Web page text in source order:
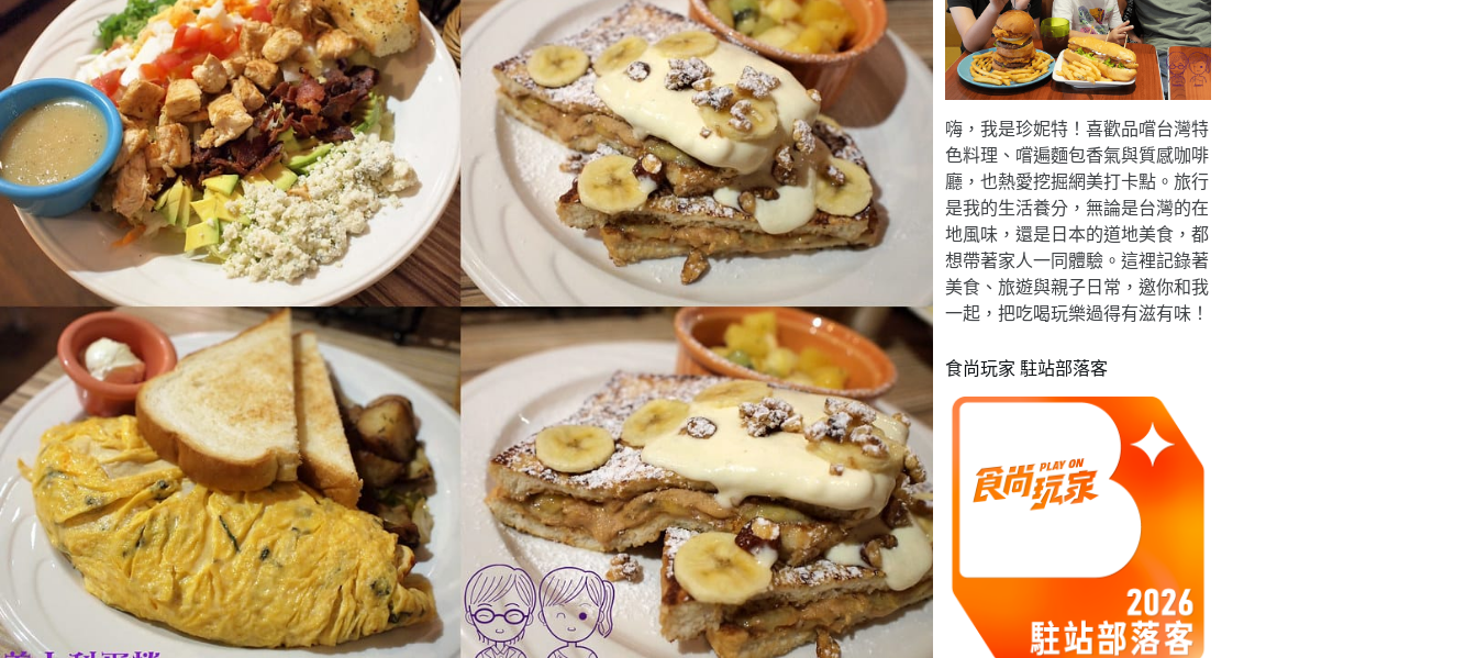
嗨，我是珍妮特！喜歡品嚐台灣特
色料理、嚐遍麵包香氣與質感咖啡
廳，也熱愛挖掘網美打卡點。旅行
是我的生活養分，無論是台灣的在
地風味，還是日本的道地美食，都
想帶著家人一同體驗。這裡記錄著
美食、旅遊與親子日常，邀你和我
一起，把吃喝玩樂過得有滋有味！
食尚玩家 駐站部落客